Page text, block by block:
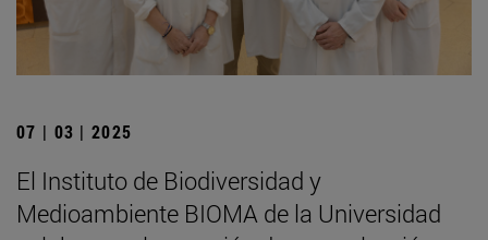
07 | 03 | 2025
El Instituto de Biodiversidad y
Medioambiente BIOMA de la Universidad